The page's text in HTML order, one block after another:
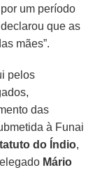
um período
que as
mães”.
pelos
das
à Funai
do Índio,
Mário